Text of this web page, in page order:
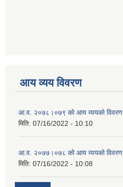
आय व्यय विवरण
आ.व. २०७८।०७९ को आय व्ययको विवरण
मिति: 07/16/2022 - 10:10
आ.व. २०७७।०७८ को आय व्ययको विवरण
मिति: 07/16/2022 - 10:08